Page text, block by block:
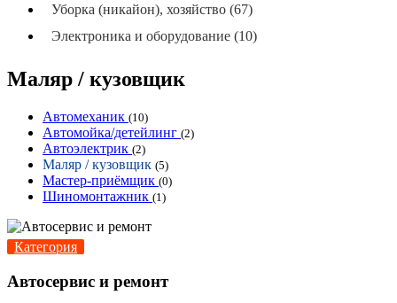
Уборка (никайон), хозяйство (67)
Электроника и оборудование (10)
Маляр / кузовщик
Автомеханик (10)
Автомойка/детейлинг (2)
Автоэлектрик (2)
Маляр / кузовщик (5)
Мастер-приёмщик (0)
Шиномонтажник (1)
Категория
Автосервис и ремонт